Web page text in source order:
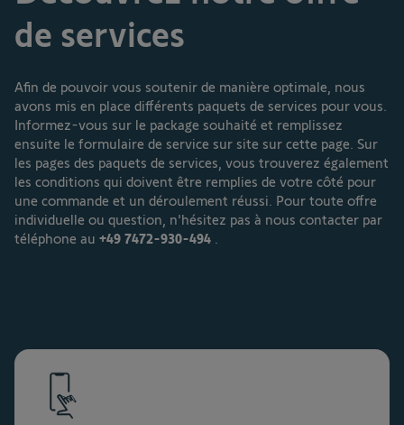
de services
Afin de pouvoir vous soutenir de manière optimale, nous
avons mis en place différents paquets de services pour vous.
Informez-vous sur le package souhaité et remplissez
ensuite le formulaire de service sur site sur cette page. Sur
les pages des paquets de services, vous trouverez également
les conditions qui doivent être remplies de votre côté pour
une commande et un déroulement réussi. Pour toute offre
individuelle ou question, n'hésitez pas à nous contacter par
téléphone au +49 7472-930-494